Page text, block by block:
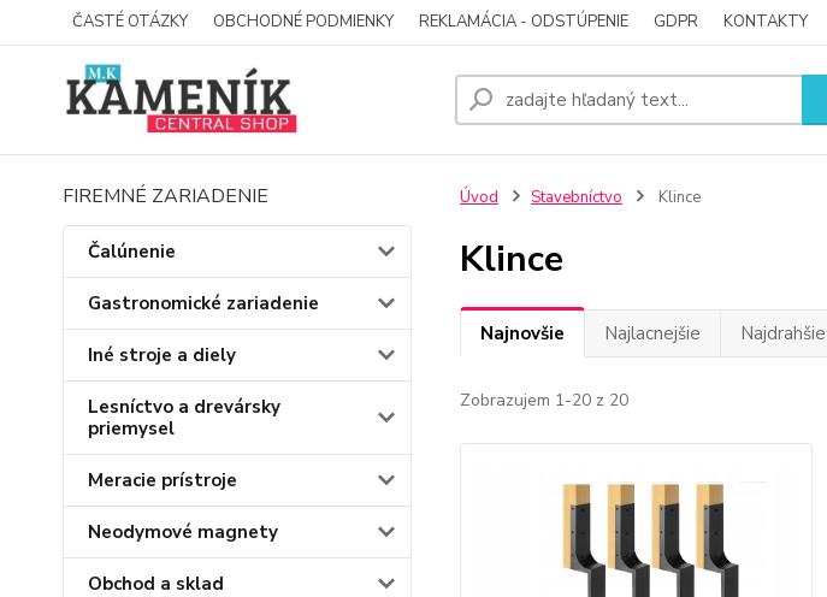
ČASTÉ OTÁZKY OBCHODNÉ PODMIENKY REKLAMÁCIA - ODSTÚPENIE GDPR KONTAKTY
FIREMNÉ ZARIADENIE
Čalúnenie
Gastronomické zariadenie
Iné stroje a diely
Lesníctvo a drevársky
priemysel
Meracie prístroje
Neodymové magnety
Obchod a sklad
Úvod Stavebníctvo Klince
Klince
Najnovšie Najlacnejšie Najdrahšie
Zobrazujem 1-20 z 20